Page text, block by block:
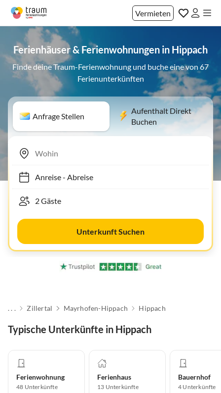
Vermieten
Ferienhäuser & Ferienwohnungen in Hippach
Finde deine Traum-Ferienwohnung und buche eine von 67
Ferienunterkünften
Anfrage Stellen
Aufenthalt Direkt
Buchen
Anreise- Abreise
Unterkunft Suchen
. . . Zillertal Mayrhofen-Hippach Hippach
Typische Unterkünfte in Hippach
Ferienwohnung
48 Unterkünfte
Ferienhaus
13 Unterkünfte
Bauernhof
4 Unterkünfte